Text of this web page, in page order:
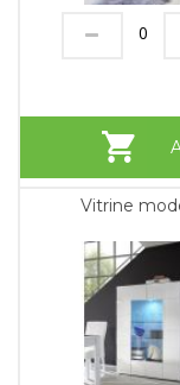
Vitrine